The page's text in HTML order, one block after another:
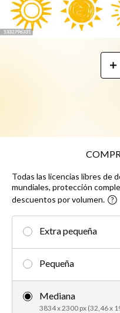
Todas las licencias libres de
mundiales, protección
descuentos por volumen.
Extra pequeña
Pequeña
Mediana
3834 x 2300 px (32,46 x